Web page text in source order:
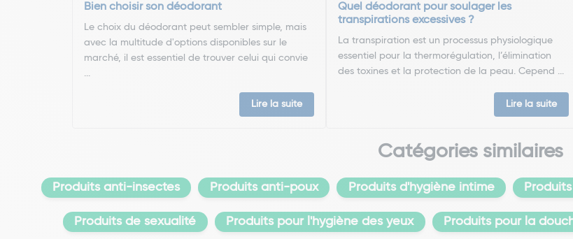
Bien choisir son déodorant
Le choix du déodorant peut sembler simple, mais
avec la multitude d'options disponibles sur le
marché, il est essentiel de trouver celui qui convie
Lire la suite
Quel déodorant pour soulager les
transpirations excessives ?
La transpiration est un processus physiologique
essentiel pour la thermorégulation, l’élimination
des toxines et la protection de la peau. Cepend ...
Lire la suite
Catégories similaires
Produits anti-insectes Produits anti-poux Produits d'hygiène intime
Produits de sexualité Produits pour l'hygiène des yeux Produits pour la